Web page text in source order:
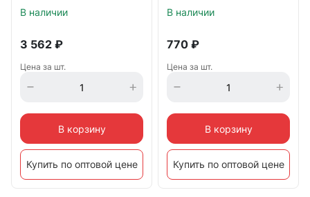
В наличии
3 562 ₽
Цена за шт.
В корзину
Купить по оптовой цене
В наличии
770 ₽
Цена за шт.
В корзину
Купить по оптовой цене